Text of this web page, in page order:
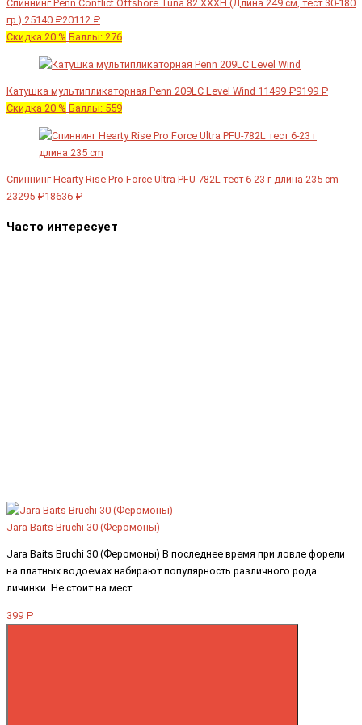
Спиннинг Penn Conflict Offshore Tuna 82 XXXH (Длина 249 см, тест 30-180
гр.) 25140 ₽20112 ₽
Скидка 20 % Баллы: 276
Катушка мультипликаторная Penn 209LC Level Wind 11499 ₽9199 ₽
Скидка 20 % Баллы: 559
Спиннинг Hearty Rise Pro Force Ultra PFU-782L тест 6-23 г длина 235 cm
23295 ₽18636 ₽
Часто интересует
Jara Baits Bruchi 30 (Феромоны)
Jara Baits Bruchi 30 (Феромоны) В последнее время при ловле форели
на платных водоемах набирают популярность различного рода
личинки. Не стоит на мест...
399 ₽